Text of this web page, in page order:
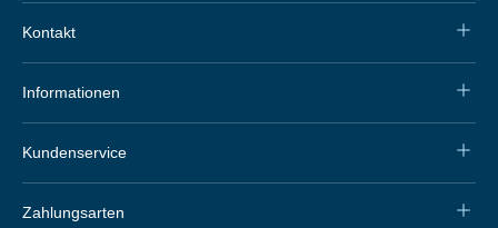
Kontakt
Informationen
Kundenservice
Zahlungsarten